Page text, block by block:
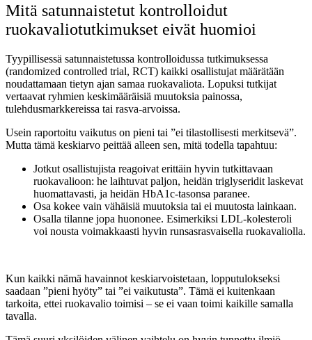
Mitä satunnaistetut kontrolloidut
ruokavaliotutkimukset eivät huomioi
Tyypillisessä satunnaistetussa kontrolloidussa tutkimuksessa
(randomized controlled trial, RCT) kaikki osallistujat määrätään
noudattamaan tietyn ajan samaa ruokavaliota. Lopuksi tutkijat
vertaavat ryhmien keskimääräisiä muutoksia painossa,
tulehdusmarkkereissa tai rasva-arvoissa.
Usein raportoitu vaikutus on pieni tai ”ei tilastollisesti merkitsevä”.
Mutta tämä keskiarvo peittää alleen sen, mitä todella tapahtuu:
Jotkut osallistujista reagoivat erittäin hyvin tutkittavaan
ruokavalioon: he laihtuvat paljon, heidän triglyseridit laskevat
huomattavasti, ja heidän HbA1c-tasonsa paranee.
Osa kokee vain vähäisiä muutoksia tai ei muutosta lainkaan.
Osalla tilanne jopa huononee. Esimerkiksi LDL-kolesteroli
voi nousta voimakkaasti hyvin runsasrasvaisella ruokavaliolla.
Kun kaikki nämä havainnot keskiarvoistetaan, lopputulokseksi
saadaan ”pieni hyöty” tai ”ei vaikutusta”. Tämä ei kuitenkaan
tarkoita, ettei ruokavalio toimisi – se ei vaan toimi kaikille samalla
tavalla.